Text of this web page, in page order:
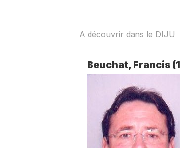
A découvrir dans le DIJU
Beuchat, Francis